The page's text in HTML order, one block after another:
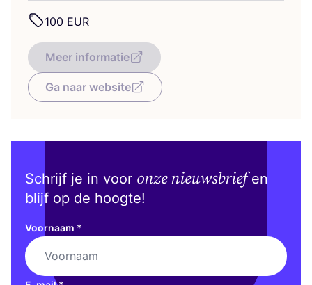
100 EUR
Meer informatie
Ga naar website
Schrijf je in voor onze nieuwsbriefen
blijf op de hoogte!
Voornaam *